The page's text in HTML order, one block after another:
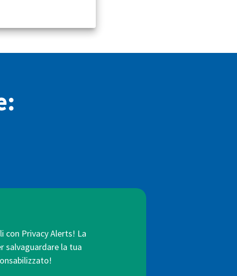
con Privacy Alerts! La
salvaguardare la tua